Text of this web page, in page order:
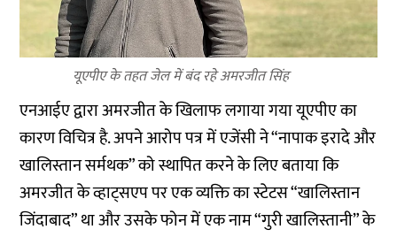
यूएपीए के तहत जेल में बंद रहे अमरजीत सिंह
एनआईए द्वारा अमरजीत के खिलाफ लगाया गया यूएपीए का
कारण विचित्र है. अपने आरोप पत्र में एजेंसी ने “नापाक इरादे और
खालिस्तान सर्मथक” को स्थापित करने के लिए बताया कि
अमरजीत के व्हाट्सएप पर एक व्यक्ति का स्टेटस “खालिस्तान
जिंदाबाद” था और उसके फोन में एक नाम “गुरी खालिस्तानी” के